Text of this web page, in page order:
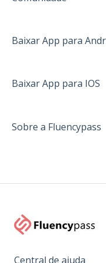
Canadá
Irlanda
Malta
Escócia
Plataforma
Baixar App para
Baixar App para IOS
Sobre a Fluencypass
Central de ajuda